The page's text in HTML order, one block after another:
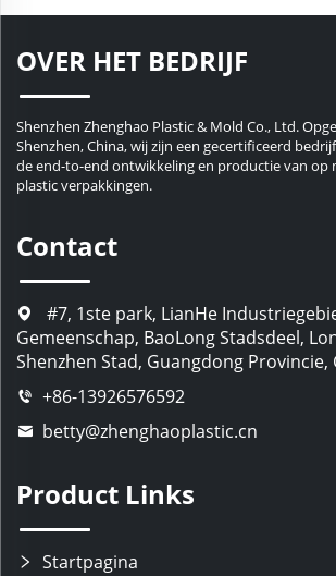
OVER HET BEDRIJF
Shenzhen Zhenghao Plastic & Mold Co., Ltd.
Shenzhen, China, wij zijn een gecertificeerd
de end-to-end ontwikkeling en productie van op
plastic verpakkingen.
Contact
#7, 1ste park, LianHe
Gemeenschap, BaoLong Stadsdeel,
Shenzhen Stad, Guangdong Provincie,
+86-13926576592
betty@zhenghaoplastic.cn
Product Links
Startpagina